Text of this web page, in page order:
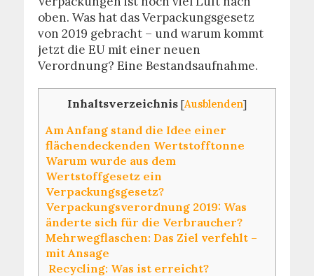
oben. Was hat das Verpackungsgesetz
von 2019 gebracht – und warum kommt
jetzt die EU mit einer neuen
Verordnung? Eine Bestandsaufnahme.
Inhaltsverzeichnis [Ausblenden]
Am Anfang stand die Idee einer
flächendeckenden Wertstofftonne
Warum wurde aus dem
Wertstoffgesetz ein
Verpackungsgesetz?
Verpackungsverordnung 2019: Was
änderte sich für die Verbraucher?
Mehrwegflaschen: Das Ziel verfehlt –
mit Ansage
Recycling: Was ist erreicht?